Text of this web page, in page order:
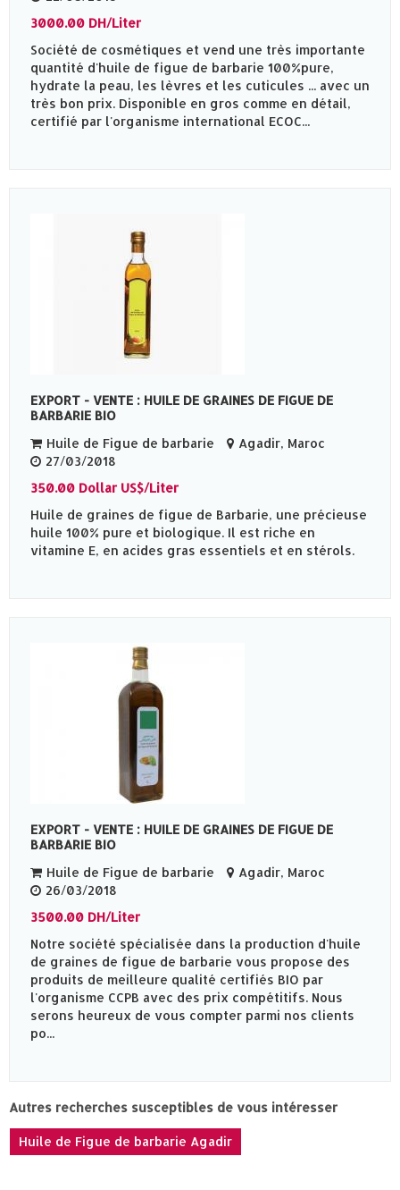
3000.00 DH/Liter
Société de cosmétiques et vend une très importante
quantité d'huile de figue de barbarie 100%pure,
hydrate la peau, les lèvres et les cuticules ... avec un
très bon prix. Disponible en gros comme en détail,
certifié par l'organisme international ECOC...
EXPORT - VENTE : HUILE DE GRAINES DE FIGUE DE
BARBARIE BIO
Huile de Figue de barbarie
Agadir, Maroc
27/03/2018
350.00 Dollar US$/Liter
Huile de graines de figue de Barbarie, une précieuse
huile 100% pure et biologique. Il est riche en
vitamine E, en acides gras essentiels et en stérols.
EXPORT - VENTE : HUILE DE GRAINES DE FIGUE DE
BARBARIE BIO
Huile de Figue de barbarie
Agadir, Maroc
26/03/2018
3500.00 DH/Liter
Notre société spécialisée dans la production d'huile
de graines de figue de barbarie vous propose des
produits de meilleure qualité certifiés BIO par
l'organisme CCPB avec des prix compétitifs. Nous
serons heureux de vous compter parmi nos clients
po...
Autres recherches susceptibles de vous intéresser
Huile de Figue de barbarie Agadir